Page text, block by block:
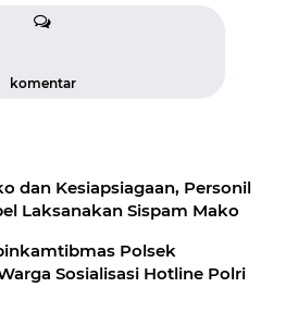
komentar
dan Kesiapsiagaan, Personil
Laksanakan Sispam Mako
Polsek
Sosialisasi Hotline Polri